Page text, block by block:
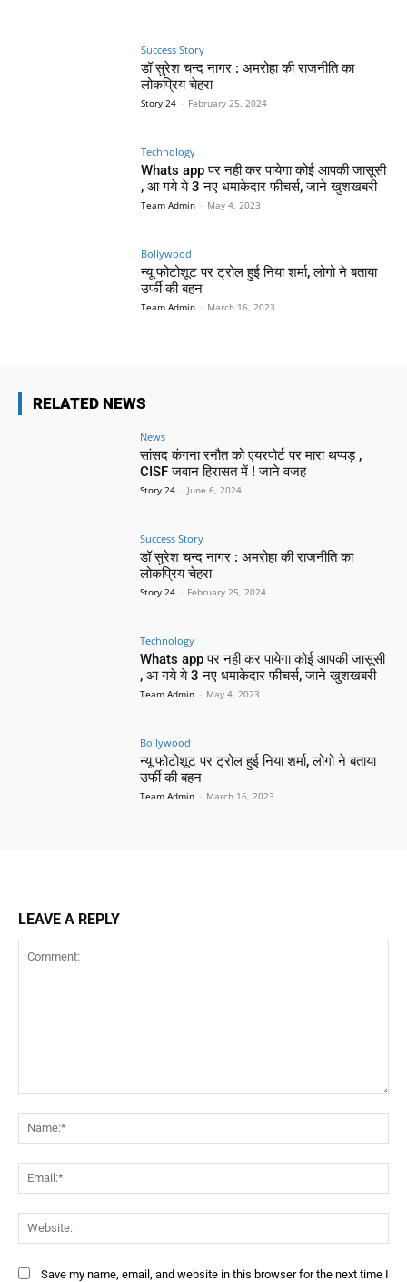
Success Story
डॉ सुरेश चन्द नागर : अमरोहा की राजनीति का
लोकप्रिय चेहरा
Story 24 - February 25, 2024
Technology
Whats app पर नही कर पायेगा कोई आपकी जासूसी
, आ गये ये 3 नए धमाकेदार फीचर्स, जाने खुशखबरी
Team Admin - May 4, 2023
Bollywood
न्यू फोटोशूट पर ट्रोल हुई निया शर्मा, लोगो ने बताया
उर्फी की बहन
Team Admin - March 16, 2023
RELATED NEWS
News
सांसद कंगना रनौत को एयरपोर्ट पर मारा थप्पड़ ,
CISF जवान हिरासत में ! जाने वजह
Story 24 - June 6, 2024
Success Story
डॉ सुरेश चन्द नागर : अमरोहा की राजनीति का
लोकप्रिय चेहरा
Story 24 - February 25, 2024
Technology
Whats app पर नही कर पायेगा कोई आपकी जासूसी
, आ गये ये 3 नए धमाकेदार फीचर्स, जाने खुशखबरी
Team Admin - May 4, 2023
Bollywood
न्यू फोटोशूट पर ट्रोल हुई निया शर्मा, लोगो ने बताया
उर्फी की बहन
Team Admin - March 16, 2023
LEAVE A REPLY
Save my name, email, and website in this browser for the next time I